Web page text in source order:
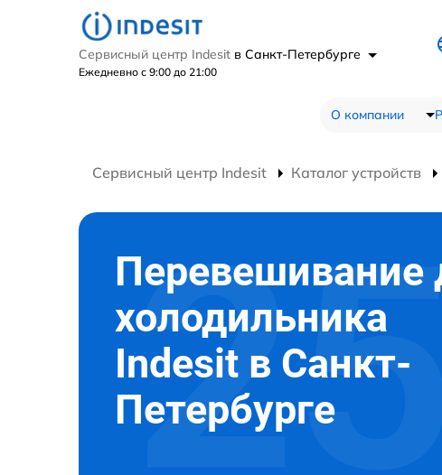
Сервисный центр Indesit в Санкт-Петербурге
Ежедневно с 9:00 до 21:00
О компании
Сервисный центр Indesit Каталог устройств
Перевешивание
холодильника
Indesit в Санкт-
Петербурге